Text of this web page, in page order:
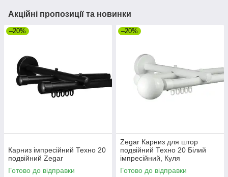
Акційні пропозиції та новинки
–20%
Карниз імпресійний Техно 20
подвійний Zegar
Готово до відправки
–20%
Zegar Карниз для штор
подвійний Техно 20 Білий
імпресійний, Куля
Готово до відправки